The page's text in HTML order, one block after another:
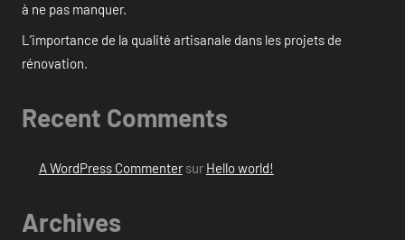
à ne pas manquer.
L’importance de la qualité artisanale dans les projets de
rénovation.
Recent Comments
A WordPress Commentersur Hello world!
Archives